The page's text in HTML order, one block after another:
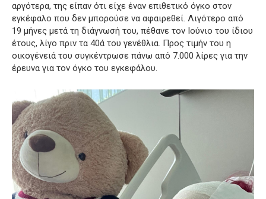
αργότερα, της είπαν ότι είχε έναν επιθετικό όγκο στον
εγκέφαλο που δεν μπορούσε να αφαιρεθεί. Λιγότερο από
19 μήνες μετά τη διάγνωσή του, πέθανε τον Ιούνιο του ίδιου
έτους, λίγο πριν τα 40ά του γενέθλια. Προς τιμήν του η
οικογένειά του συγκέντρωσε πάνω από 7.000 λίρες για την
έρευνα για τον όγκο του εγκεφάλου.